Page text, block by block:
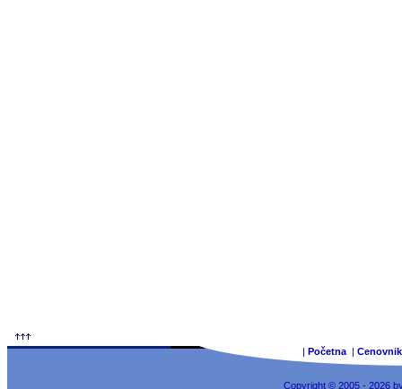
| Početna| Cenovnik
Copyright © 2005 - 2026